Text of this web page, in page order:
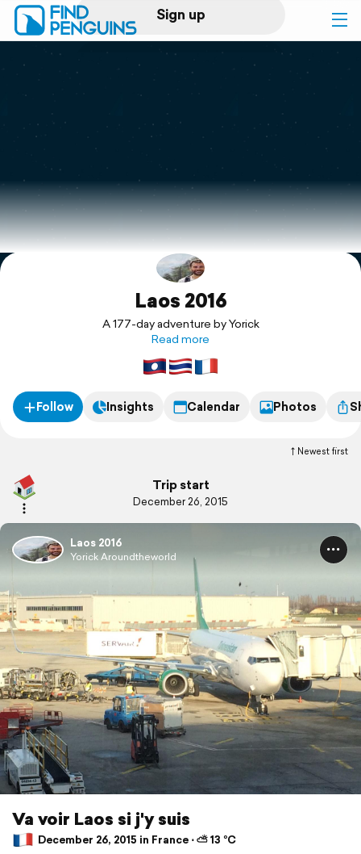
Sign up
Log in
Print a book
Flyover video
Explore
Laos 2016
A 177-day adventure by Yorick
Read more
Follow Insights Calendar Photos
Newest first
Trip start
December 26, 2015
Laos 2016
Yorick Aroundtheworld
Va voir Laos si j'y suis
December 26, 2015 in France ⋅ ⛅ 13 °C